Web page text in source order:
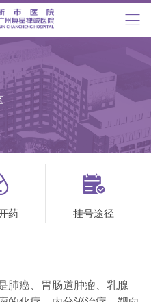
药

挂号途径
肺癌、胃肠道肿瘤、乳腺